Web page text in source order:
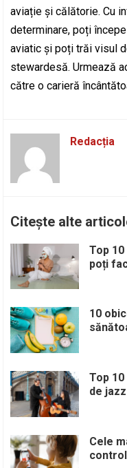
aviație și călătorie. Cu
determinare, poți
aviatic și poți trăi visul
stewardesă. Urmează
către o carieră
Redacția
Citește alte
Top
poți
10
Top
de jazz
Cele